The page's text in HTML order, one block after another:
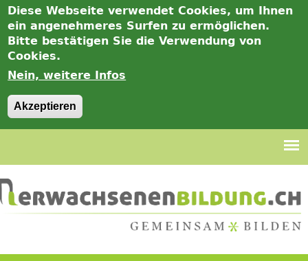
Diese Webseite verwendet Cookies, um Ihnen
ein angenehmeres Surfen zu ermöglichen.
Bitte bestätigen Sie die Verwendung von
Cookies.
Nein, weitere Infos
Akzeptieren